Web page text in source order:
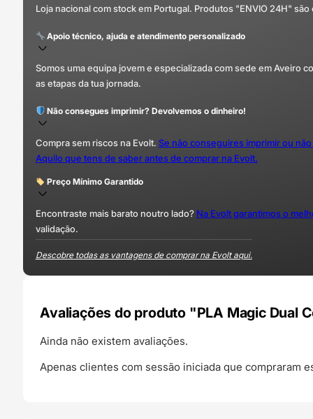
Loja nacional com stock em Portugal. Produtos "ENVIO 24H"
Apoio técnico, ajuda e atendimento personalizado
Somos uma equipa jovem e especializada com sede em Aveiro
as etapas da tua jornada.
Não consegues imprimir? Devolvemos o dinheiro!
Compra sem riscos na Evolt. Se não conseguires imprimir ou
Aquilo que tens de saber antes de comprar na Evolt.
Preço Mínimo Garantido
Encontraste mais barato noutro lado? Na Evolt garantimos o
validação.
Descobre todas as vantagens de comprar na Evolt aqui.
Avaliações do produto "PLA Magic Dual
Ainda não existem avaliações.
Apenas clientes com sessão iniciada que compraram